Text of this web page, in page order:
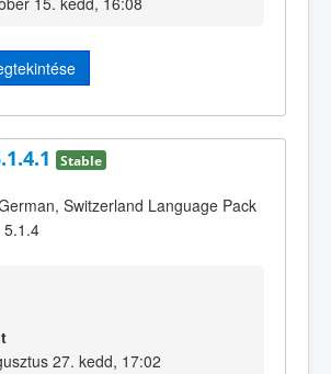
Stable
Switzerland Language Pack
5.1.4
27. kedd, 17:02